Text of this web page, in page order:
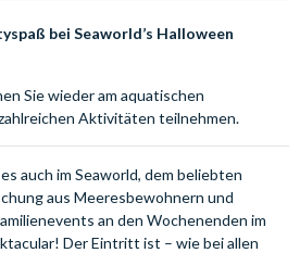
bei Seaworld’s Halloween
Sie wieder am aquatischen
Aktivitäten teilnehmen.
auch im Seaworld, dem beliebten
aus Meeresbewohnern und
an den Wochenenden im
Der Eintritt ist – wie bei allen